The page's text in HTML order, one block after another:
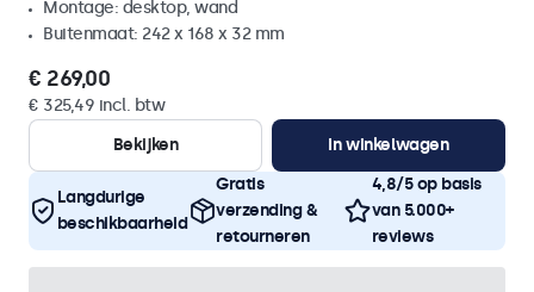
Montage: desktop, wand
Buitenmaat: 242 x 168 x 32 mm
€ 269,00
€ 325,49 incl. btw
Bekijken
In winkelwagen
Langdurige
beschikbaarheid
Gratis
verzending &
retourneren
4,8/5 op basis
van 5.000+
reviews